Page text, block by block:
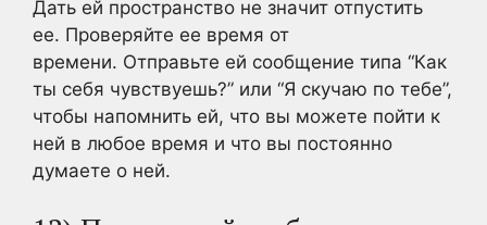
Дать ей пространство не значит отпустить
ее. Проверяйте ее время от
времени. Отправьте ей сообщение типа “Как
ты себя чувствуешь?” или “Я скучаю по тебе”,
чтобы напомнить ей, что вы можете пойти к
ней в любое время и что вы постоянно
думаете о ней.